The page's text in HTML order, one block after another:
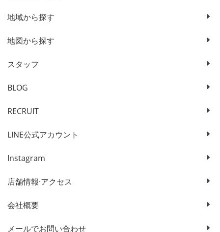
地域から探す
地図から探す
スタッフ
BLOG
RECRUIT
LINE公式アカウント
Instagram
店舗情報·アクセス
会社概要
メールでお問い合わせ